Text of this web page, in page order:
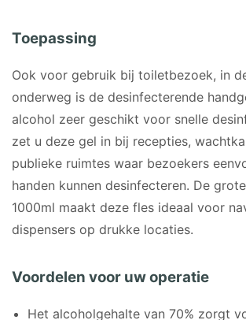
Toepassing
Ook voor gebruik bij toiletbezoek, in
onderweg is de desinfecterende
alcohol zeer geschikt voor snelle
zet u deze gel in bij recepties,
publieke ruimtes waar bezoekers
handen kunnen desinfecteren. De
1000ml maakt deze fles ideaal voor
dispensers op drukke locaties.
Voordelen voor uw operatie
Het alcoholgehalte van 70% zorgt